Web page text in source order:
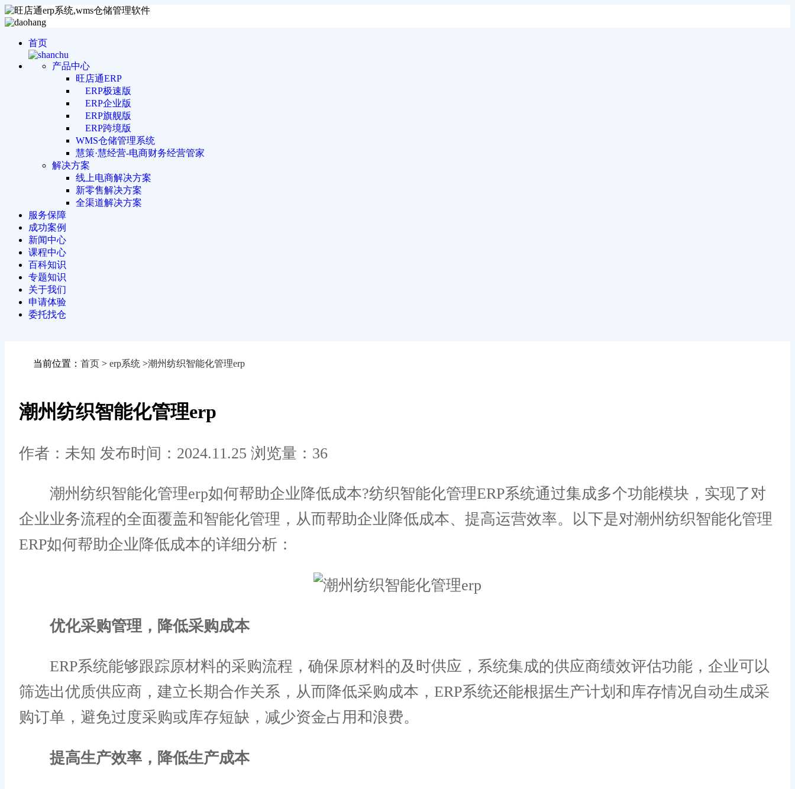
首页
产品中心
旺店通ERP
ERP极速版
ERP企业版
ERP旗舰版
ERP跨境版
WMS仓储管理系统
慧策·慧经营-电商财务经营管家
解决方案
线上电商解决方案
新零售解决方案
全渠道解决方案
服务保障
成功案例
新闻中心
课程中心
百科知识
专题知识
关于我们
申请体验
委托找仓
当前位置： 首页 > erp系统 >潮州纺织智能化管理erp
潮州纺织智能化管理erp
作者：未知 发布时间：2024.11.25 浏览量：36
潮州纺织智能化管理erp如何帮助企业降低成本?纺织智能化管理ERP系统通过集成多个功能模块，实现了对
企业业务流程的全面覆盖和智能化管理，从而帮助企业降低成本、提高运营效率。以下是对潮州纺织智能化管理
ERP如何帮助企业降低成本的详细分析：
优化采购管理，降低采购成本
ERP系统能够跟踪原材料的采购流程，确保原材料的及时供应，系统集成的供应商绩效评估功能，企业可以
筛选出优质供应商，建立长期合作关系，从而降低采购成本，ERP系统还能根据生产计划和库存情况自动生成采
购订单，避免过度采购或库存短缺，减少资金占用和浪费。
提高生产效率，降低生产成本